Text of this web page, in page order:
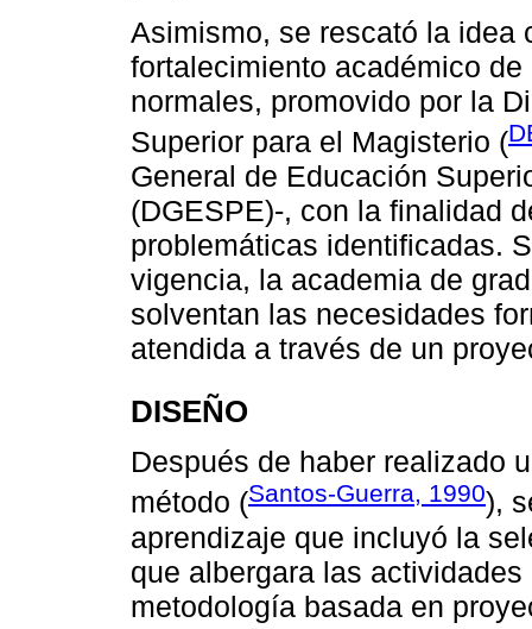
Asimismo, se rescató la idea
fortalecimiento académico
normales, promovido por la
Superior para el Magisterio (
General de Educación
(DGESPE)-, con la finalidad
problemáticas identificadas.
vigencia, la academia de
solventan las necesidades
atendida a través de un
DISEÑO
Después de haber realizado
método (Santos-Guerra, 1990),
aprendizaje que incluyó la
que albergara las
metodología basada en